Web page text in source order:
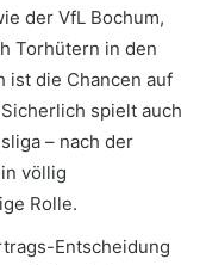
der VfL Bochum,
Torhütern in den
ist die Chancen auf
spielt auch
– nach der
völlig
Rolle.
Entscheidung